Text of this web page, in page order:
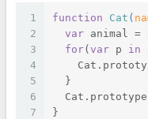
1
2
3
4
5
6
7
function Cat (
var animal =
for( var p in
  }
}